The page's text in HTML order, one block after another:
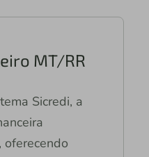
MT/RR
Sicredi, a
oferecendo